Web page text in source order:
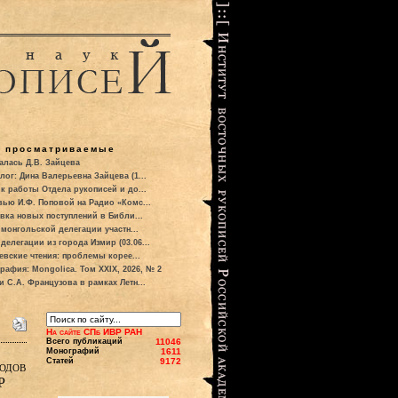
просматриваемые
Д.В. Зайцева
Дина Валерьевна Зайцева (1...
работы Отдела рукописей и до...
И.Ф. Поповой на Радио «Комс...
новых поступлений в Библи...
делегации участн...
из города Измир (03.06...
чтения: проблемы корее...
Mongolica. Том XXIX, 2026, № 2
С.А. Французова в рамках Летн...
На сайте СПб ИВР РАН
Всего публикаций 11046
Монографий 1611
Статей 9172